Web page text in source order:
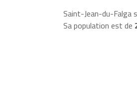
Saint-Jean-du-Falga
Sa population est de